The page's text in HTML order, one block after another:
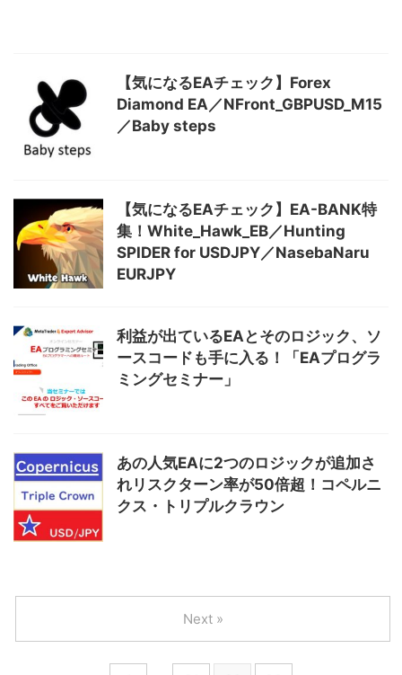
【気になるEAチェック】Forex
Diamond EA／NFront_GBPUSD_M15
／Baby steps
【気になるEAチェック】EA-BANK特
集！White_Hawk_EB／Hunting
SPIDER for USDJPY／NasebaNaru
EURJPY
利益が出ているEAとそのロジック、ソ
ースコードも手に入る！「EAプログラ
ミングセミナー」
あの人気EAに2つのロジックが追加さ
れリスクターン率が50倍超！コペルニ
クス・トリプルクラウン
Next »